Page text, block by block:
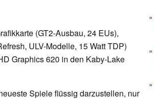
(GT2-Ausbau, 24 EUs),
ULV-Modelle, 15 Watt TDP)
Graphics 620 in den Kaby-Lake
Spiele flüssig darzustellen, nur